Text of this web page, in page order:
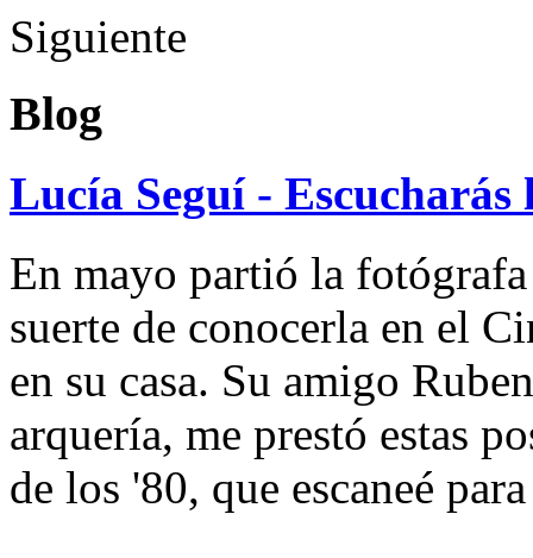
Siguiente
Blog
Lucía Seguí - Escucharás
En mayo partió la
suerte de conocerla en el
en su casa. Su amigo
arquería, me prestó estas
de los '80, que escaneé